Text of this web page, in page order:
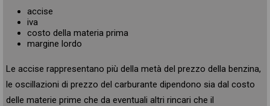
accise
iva
costo della materia prima
margine lordo
Le accise rappresentano più della metà del prezzo della benzina,
le oscillazioni di prezzo del carburante dipendono sia dal costo
delle materie prime che da eventuali altri rincari che il